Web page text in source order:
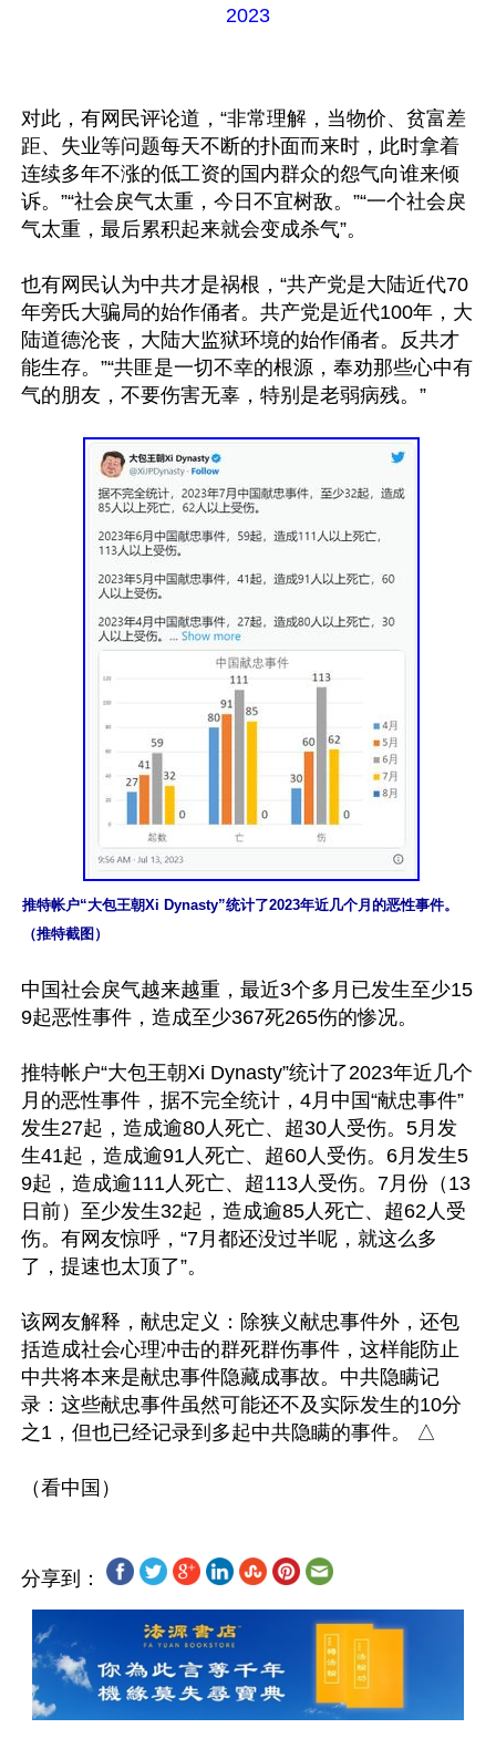
2023
对此，有网民评论道，“非常理解，当物价、贫富差
距、失业等问题每天不断的扑面而来时，此时拿着
连续多年不涨的低工资的国内群众的怨气向谁来倾
诉。”“社会戾气太重，今日不宜树敌。”“一个社会戾
气太重，最后累积起来就会变成杀气”。
也有网民认为中共才是祸根，“共产党是大陆近代70
年旁氏大骗局的始作俑者。共产党是近代100年，大
陆道德沦丧，大陆大监狱环境的始作俑者。反共才
能生存。”“共匪是一切不幸的根源，奉劝那些心中有
气的朋友，不要伤害无辜，特别是老弱病残。”
推特帐户“大包王朝Xi Dynasty”统计了2023年近几个月的恶性事件。
（推特截图）
中国社会戾气越来越重，最近3个多月已发生至少15
9起恶性事件，造成至少367死265伤的惨况。
推特帐户“大包王朝Xi Dynasty”统计了2023年近几个
月的恶性事件，据不完全统计，4月中国“献忠事件”
发生27起，造成逾80人死亡、超30人受伤。5月发
生41起，造成逾91人死亡、超60人受伤。6月发生5
9起，造成逾111人死亡、超113人受伤。7月份（13
日前）至少发生32起，造成逾85人死亡、超62人受
伤。有网友惊呼，“7月都还没过半呢，就这么多
了，提速也太顶了”。
该网友解释，献忠定义：除狭义献忠事件外，还包
括造成社会心理冲击的群死群伤事件，这样能防止
中共将本来是献忠事件隐藏成事故。中共隐瞒记
录：这些献忠事件虽然可能还不及实际发生的10分
之1，但也已经记录到多起中共隐瞒的事件。 △
分享到：